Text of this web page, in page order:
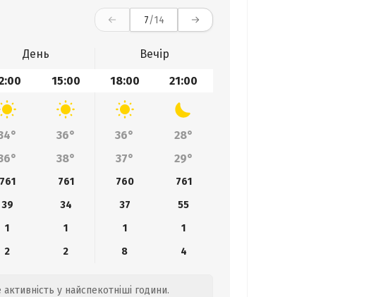
7/14
День
Вечір
15:00 18:00 21:00
36° 36°
28°
38° 37° 29°
761 761 760
761
39 34 37
55
1 1 1
1
2 2 8 4
у найспекотніші години.